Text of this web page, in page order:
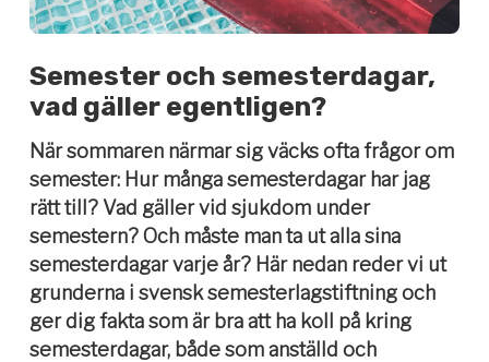
Semester och semesterdagar,
vad gäller egentligen?
När sommaren närmar sig väcks ofta frågor om
semester: Hur många semesterdagar har jag
rätt till? Vad gäller vid sjukdom under
semestern? Och måste man ta ut alla sina
semesterdagar varje år? Här nedan reder vi ut
grunderna i svensk semesterlagstiftning och
ger dig fakta som är bra att ha koll på kring
semesterdagar, både som anställd och